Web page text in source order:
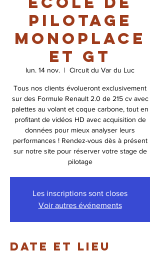
pilotage
monoplace
et GT
lun. 14 nov.
  |
Circuit du Var du Luc
Tous nos clients évolueront exclusivement
sur des Formule Renault 2.0 de 215 cv avec
palettes au volant et coque carbone, tout en
profitant de vidéos HD avec acquisition de
données pour mieux analyser leurs
performances ! Rendez-vous dès à présent
sur notre site pour réserver votre stage de
pilotage
Les inscriptions sont closes
Voir autres événements
Date et lieu